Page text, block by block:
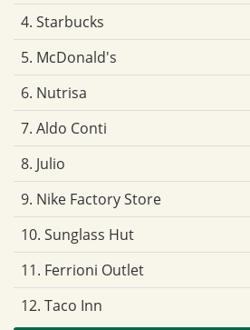
4. Starbucks
5. McDonald's
6. Nutrisa
7. Aldo Conti
8. Julio
9. Nike Factory Store
10. Sunglass Hut
11. Ferrioni Outlet
12. Taco Inn